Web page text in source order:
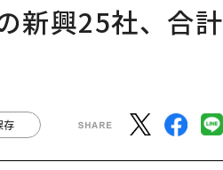
新興25社、合計
存